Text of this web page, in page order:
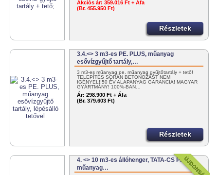
Akciós ár: 359.016 Ft + Áfa
(Br. 455.950 Ft)
Részletek
3.4.<> 3 m3-es PE. PLUS, műanyag
esővízgyűjtő tartály,…
3 m3-es műanyag pe. műanyag gyűjtőtartály + tető!
TELEPÍTÉS SORÁN BETONOZÁST NEM
IGÉNYEL!!50 ÉV ALAPANYAG GARANCIA! MAGYAR
GYÁRTMÁNY! 100%-BAN…
Ár: 298.900 Ft + Áfa
(Br. 379.603 Ft)
Részletek
4. <> 10 m3-es állóhenger, TATA-CS PE.
műanyag…